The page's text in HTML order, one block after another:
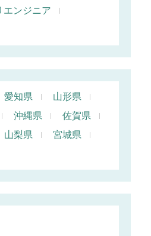
エンジニア
愛知県
山形県
沖縄県
佐賀県
山梨県
宮城県